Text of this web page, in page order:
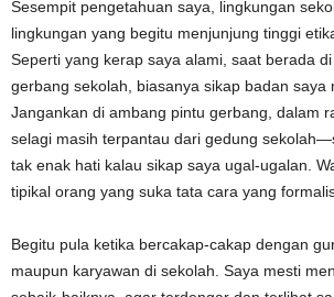
Sesempit pengetahuan saya, lingkungan
lingkungan yang begitu menjunjung tinggi
Seperti yang kerap saya alami, saat berada
gerbang sekolah, biasanya sikap badan saya
Jangankan di ambang pintu gerbang, dalam
selagi masih terpantau dari gedung
tak enak hati kalau sikap saya ugal-ugalan.
tipikal orang yang suka tata cara yang
Begitu pula ketika bercakap-cakap dengan
maupun karyawan di sekolah. Saya mesti